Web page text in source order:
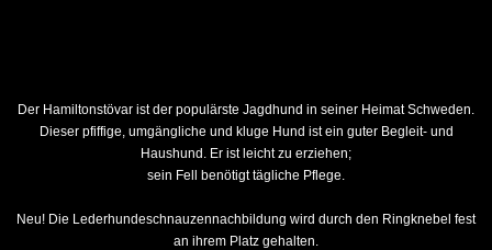
Der Hamiltonstövar ist der populärste Jagdhund in seiner Heimat Schweden.
Dieser pfiffige, umgängliche und kluge Hund ist ein guter Begleit- und
Haushund. Er ist leicht zu erziehen;
sein Fell benötigt tägliche Pflege.
Neu! Die Lederhundeschnauzennachbildung wird durch den Ringknebel fest
an ihrem Platz gehalten.